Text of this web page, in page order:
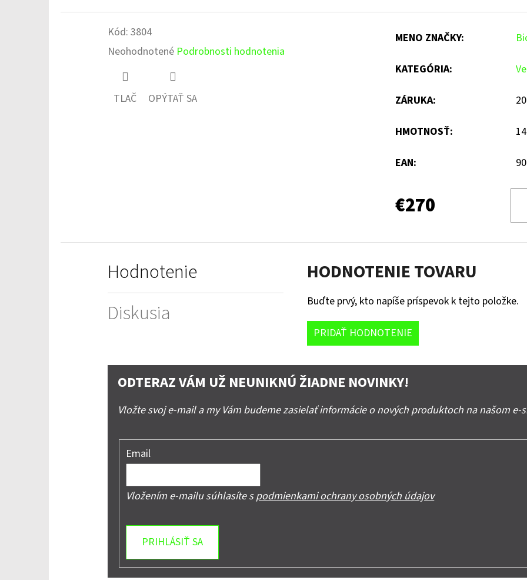
Kód: 3804
Priemerné
hodnotenie
produktu
Neohodnotené Podrobnosti hodnotenia
TLAČ OPÝTAŤ SA
MENO ZNAČKY:
KATEGÓRIA:
ZÁRUKA:
HMOTNOSŤ:
EAN:
€270
Hodnotenie
Diskusia
HODNOTENIE TOVARU
Buďte prvý, kto napíše príspevok k tejto položke.
PRIDAŤ HODNOTENIE
ODTERAZ VÁM UŽ NEUNIKNÚ ŽIADNE NOVINKY!
Vložte svoj e-mail a my Vám budeme zasielať informácie o nových produktoch na našom e-
Email
Vložením e-mailu súhlasíte spodmienkami ochrany osobných údajov
PRIHLÁSIŤ SA